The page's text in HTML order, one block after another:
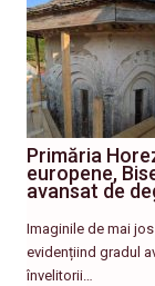
Primăria
europene,
avansat de
Imaginile de mai
evidențiind gradul
învelitorii…